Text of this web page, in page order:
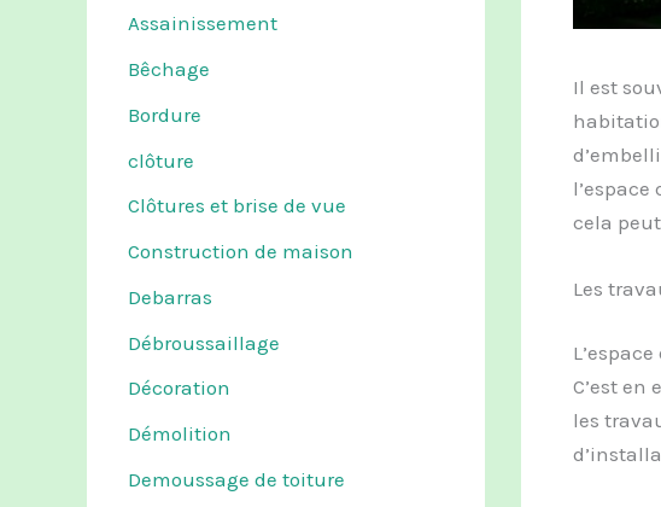
Assainissement
Bêchage
Bordure
clôture
Clôtures et brise de vue
Construction de maison
Debarras
Débroussaillage
Décoration
Démolition
Demoussage de toiture
Il est
cela
Les
C’est en
les